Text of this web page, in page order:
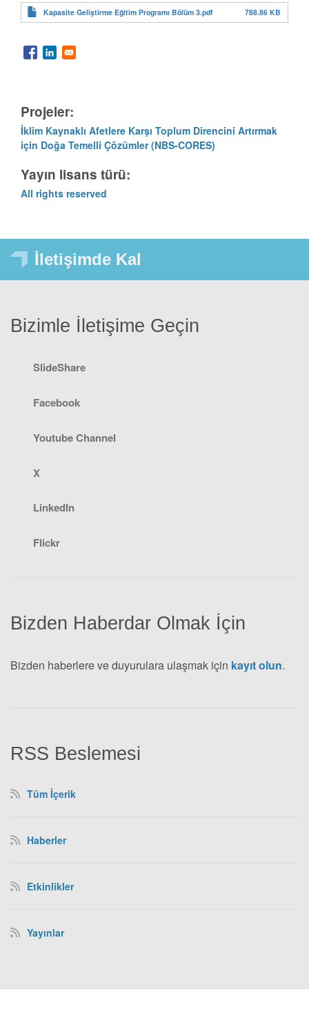
Kapasite Geliştirme Eğitim Programı Bölüm 3.pdf 788.86 KB
Projeler:
İklim Kaynaklı Afetlere Karşı Toplum Direncini Artırmak
için Doğa Temelli Çözümler (NBS-CORES)
Yayın lisans türü:
All rights reserved
İletişimde Kal
RSS Beslemesi
Tüm İçerik
Haberler
Etkinlikler
Yayınlar
Bizden Haberdar Olmak İçin
Bizden haberlere ve duyurulara ulaşmak için kayıt olun.
Bizimle İletişime Geçin
SlideShare
Facebook
Youtube Channel
X
LinkedIn
Flickr